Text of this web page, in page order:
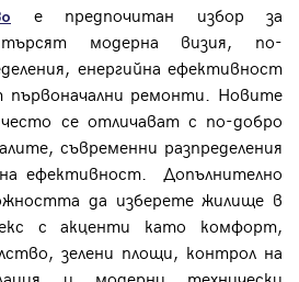
е предпочитан избор за
модерна визия, по-
енергийна ефективност
ремонти. Новите
се отличават с по-добро
съвременни разпределения
ефективност. Допълнително
да изберете жилище в
с акценти като комфорт,
зелени площи, контрол на
и модерни технически